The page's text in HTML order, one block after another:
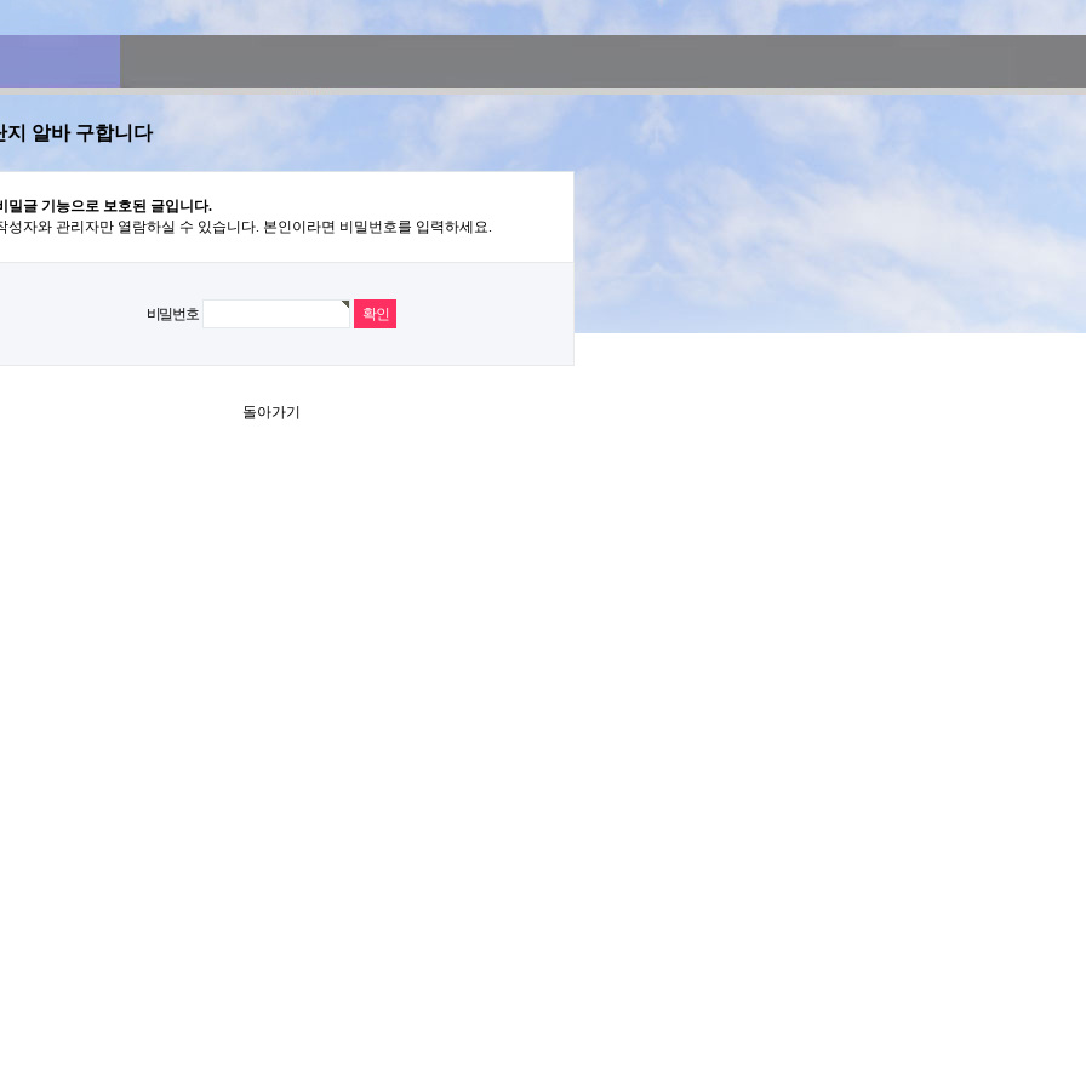
지 알바 구합니다
밀글 기능으로 보호된 글입니다.
성자와 관리자만 열람하실 수 있습니다. 본인이라면 비밀번호를 입력하세요.
비밀번호
돌아가기